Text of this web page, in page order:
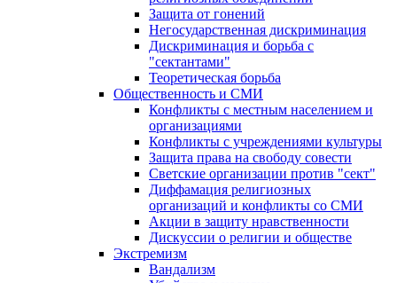
Защита от гонений
Негосударственная дискриминация
Дискриминация и борьба с
"сектантами"
Теоретическая борьба
Общественность и СМИ
Конфликты с местным населением и
организациями
Конфликты с учреждениями культуры
Защита права на свободу совести
Светские организации против "сект"
Диффамация религиозных
организаций и конфликты со СМИ
Акции в защиту нравственности
Дискуссии о религии и обществе
Экстремизм
Вандализм